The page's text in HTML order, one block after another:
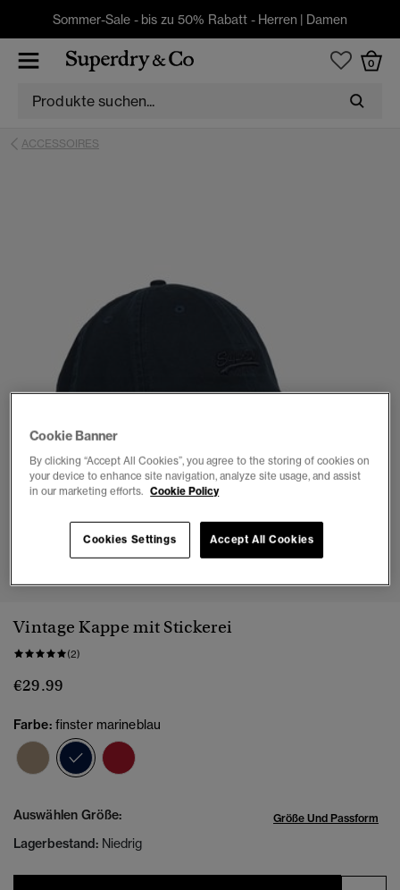
Sommer-Sale - bis zu 50% Rabatt - Herren | Damen
0
ACCESSOIRES
Vintage Kappe mit Stickerei
(2)
€29.99
Farbe: finster marineblau
Ausgewählt
Auswählen Größe: Größe Und Passform
Lagerbestand: Niedrig
Cookie Banner
By clicking “Accept All Cookies”, you agree to the storing of cookies on
your device to enhance site navigation, analyze site usage, and assist
in our marketing efforts. Cookie Policy
Accept All Cookies
Cookies Settings